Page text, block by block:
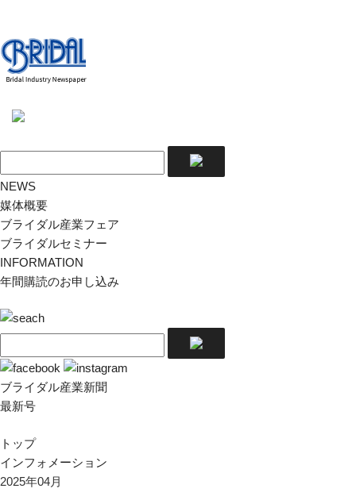
NEWS
媒体概要
ブライダル産業フェア
ブライダルセミナー
INFORMATION
年間購読のお申し込み
ブライダル産業新聞
最新号
トップ
インフォメーション
2025年04月